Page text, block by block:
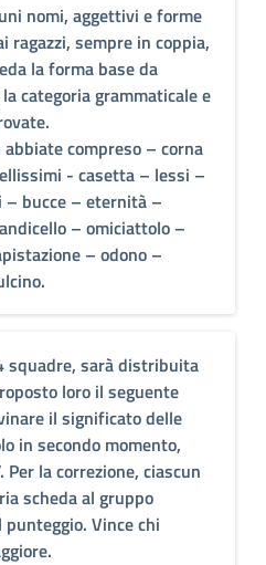
nomi, aggettivi e forme
ragazzi, sempre in coppia,
la forma base da
categoria grammaticale e
compreso – corna
- casetta – lessi –
bucce – eternità –
– omiciattolo –
– odono –
squadre, sarà distribuita
loro il seguente
il significato delle
in secondo momento,
la correzione, ciascun
scheda al gruppo
Vince chi